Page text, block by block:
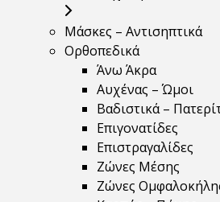
Μάσκες – Αντισηπτικά
Ορθοπεδικά
Άνω Άκρα
Αυχένας – Ώμοι
Βαδιστικά –
Επιγονατίδες
Επιστραγαλίδες
Ζώνες Μέσης
Ζώνες